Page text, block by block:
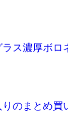
ス濃厚ボロ
のまとめ買